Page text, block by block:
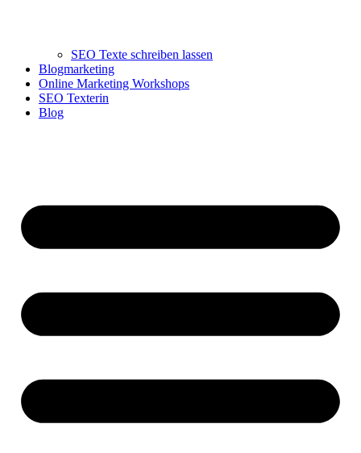
SEO Texte schreiben lassen
Blogmarketing
Online Marketing Workshops
SEO Texterin
Blog